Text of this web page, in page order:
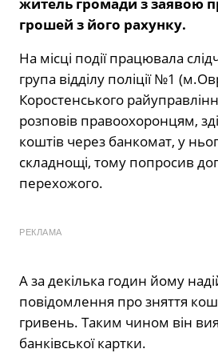
грошей з його рахунку.
На місці події працювала
група відділу поліції №1
Коростенського
розповів правоохоронцям,
коштів через банкомат, у
складнощі, тому попросив
перехожого.
РЕКЛАМА
А за декілька годин йому
повідомлення про зняття
гривень. Таким чином він
банківської картки.